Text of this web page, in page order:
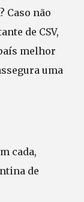
Caso não
de CSV,
país melhor
uma
cada,
de